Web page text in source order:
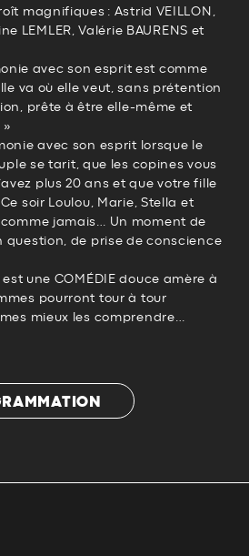
magnifiques : Astrid VEILLON,
LEMLER, Valérie BAURENS et
avec son esprit est comme
va où elle veut, sans prétention
prête à être elle-même et
»
avec son esprit lorsque le
se tarit, que les copines vous
plus 20 ans et que votre fille
soir Loulou, Marie, Stella et
jamais… Un moment de
question, de prise de conscience
une COMÉDIE douce amère à
pourront tour à tour
mieux les comprendre…